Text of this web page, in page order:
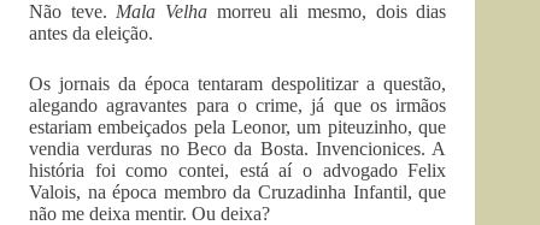
Não teve. Mala Velha morreu ali mesmo, dois dias
antes da eleição.
Os jornais da época tentaram despolitizar a questão,
alegando agravantes para o crime, já que os irmãos
estariam embeiçados pela Leonor, um piteuzinho, que
vendia verduras no Beco da Bosta. Invencionices. A
história foi como contei, está aí o advogado Felix
Valois, na época membro da Cruzadinha Infantil, que
não me deixa mentir. Ou deixa?